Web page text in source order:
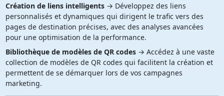
Création de liens intelligents→ Développez des liens
personnalisés et dynamiques qui dirigent le trafic vers des
pages de destination précises, avec des analyses avancées
pour une optimisation de la performance.
Bibliothèque de modèles de QR codes→ Accédez à une vaste
collection de modèles de QR codes qui facilitent la création et
permettent de se démarquer lors de vos campagnes
marketing.